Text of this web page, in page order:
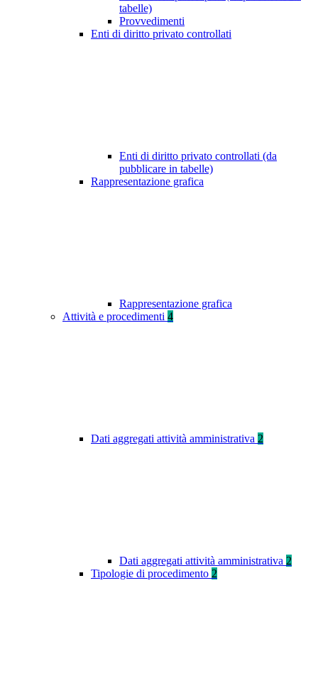
tabelle)
Provvedimenti
Enti di diritto privato controllati
Enti di diritto privato controllati (da
pubblicare in tabelle)
Rappresentazione grafica
Rappresentazione grafica
Attività e procedimenti 4
Dati aggregati attività amministrativa 2
Dati aggregati attività amministrativa 2
Tipologie di procedimento 2